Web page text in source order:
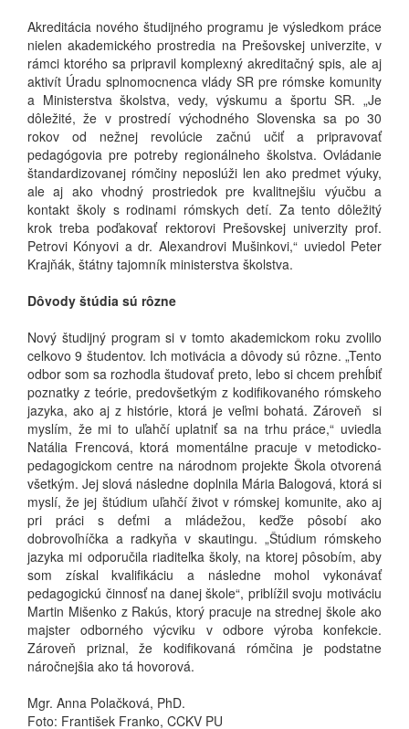
Akreditácia nového študijného programu je výsledkom práce
nielen akademického prostredia na Prešovskej univerzite, v
rámci ktorého sa pripravil komplexný akreditačný spis, ale aj
aktivít Úradu splnomocnenca vlády SR pre rómske komunity
a Ministerstva školstva, vedy, výskumu a športu SR. „Je
dôležité, že v prostredí východného Slovenska sa po 30
rokov od nežnej revolúcie začnú učiť a pripravovať
pedagógovia pre potreby regionálneho školstva. Ovládanie
štandardizovanej rómčiny neposlúži len ako predmet výuky,
ale aj ako vhodný prostriedok pre kvalitnejšiu výučbu a
kontakt školy s rodinami rómskych detí. Za tento dôležitý
krok treba poďakovať rektorovi Prešovskej univerzity prof.
Petrovi Kónyovi a dr. Alexandrovi Mušinkovi,“ uviedol Peter
Krajňák, štátny tajomník ministerstva školstva.
Dôvody štúdia sú rôzne
Nový študijný program si v tomto akademickom roku zvolilo
celkovo 9 študentov. Ich motivácia a dôvody sú rôzne. „Tento
odbor som sa rozhodla študovať preto, lebo si chcem prehĺbiť
poznatky z teórie, predovšetkým z kodifikovaného rómskeho
jazyka, ako aj z histórie, ktorá je veľmi bohatá. Zároveň si
myslím, že mi to uľahčí uplatniť sa na trhu práce,“ uviedla
Natália Frencová, ktorá momentálne pracuje v metodicko-
pedagogickom centre na národnom projekte Škola otvorená
všetkým. Jej slová následne doplnila Mária Balogová, ktorá si
myslí, že jej štúdium uľahčí život v rómskej komunite, ako aj
pri práci s deťmi a mládežou, keďže pôsobí ako
dobrovoľníčka a radkyňa v skautingu. „Štúdium rómskeho
jazyka mi odporučila riaditeľka školy, na ktorej pôsobím, aby
som získal kvalifikáciu a následne mohol vykonávať
pedagogickú činnosť na danej škole“, priblížil svoju motiváciu
Martin Mišenko z Rakús, ktorý pracuje na strednej škole ako
majster odborného výcviku v odbore výroba konfekcie.
Zároveň priznal, že kodifikovaná rómčina je podstatne
náročnejšia ako tá hovorová.
Mgr. Anna Polačková, PhD.
Foto: František Franko, CCKV PU